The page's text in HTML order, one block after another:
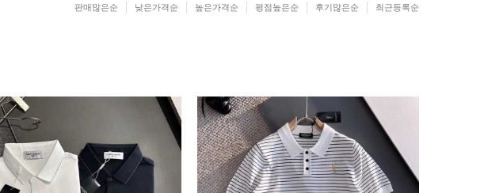
판매많은순 낮은가격순 높은가격순 평점높은순 후기많은순 최근등록순